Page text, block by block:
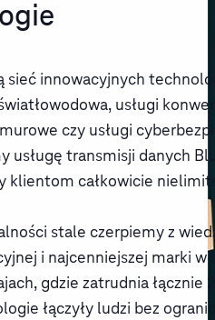
sieć innowacyjnych
usługi
czy usługi
usługę transmisji danych
klientom całkowicie
stale czerpiemy z
i najcenniejszej marki w
gdzie zatrudnia
łączyły ludzi bez